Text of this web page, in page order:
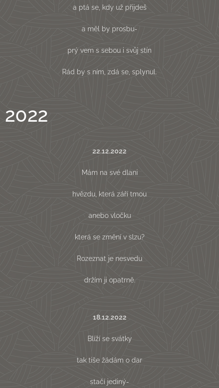
a ptá se, kdy už přijdeš
a měl by prosbu-
prý vem s sebou i svůj stín
Rád by s ním, zdá se, splynul.
2022
22.12.2022
Mám na své dlani
hvězdu, která září tmou
anebo vločku
která se změní v slzu?
Rozeznat je nesvedu
držím ji opatrně.
18.12.2022
Blíží se svátky
tak tiše žádám o dar
stačí jediný-